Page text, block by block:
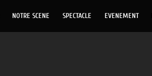
NOTRE SCENE SPECTACLE EVENEMENT